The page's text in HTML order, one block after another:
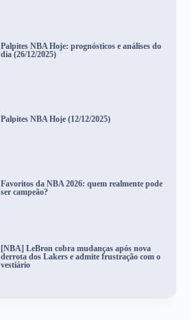
Palpites NBA Hoje: prognósticos e análises do
dia (26/12/2025)
Palpites NBA Hoje (12/12/2025)
Favoritos da NBA 2026: quem realmente pode
ser campeão?
[NBA] LeBron cobra mudanças após nova
derrota dos Lakers e admite frustração com o
vestiário